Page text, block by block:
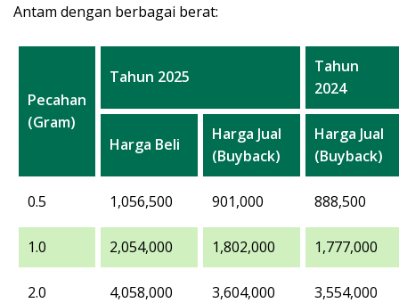
Antam dengan berbagai berat:
Pecahan
(Gram)
Tahun 2025
Tahun
2024
Harga Beli
Harga Jual
(Buyback)
Harga Jual
(Buyback)
0.5 1,056,500 901,000 888,500
1.0 2,054,000 1,802,000 1,777,000
2.0 4,058,000 3,604,000 3,554,000